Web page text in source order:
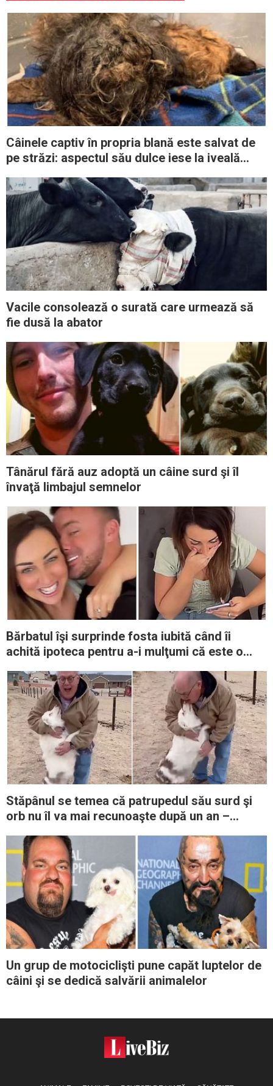
Câinele captiv în propria blană este salvat de
pe străzi: aspectul său dulce iese la iveală
Vacile consolează o surată care urmează să
fie dusă la abator
Tânărul fără auz adoptă un câine surd şi îl
învaţă limbajul semnelor
Bărbatul îşi surprinde fosta iubită când îi
achită ipoteca pentru a-i mulţumi că este o
Stăpânul se temea că patrupedul său surd şi
orb nu îl va mai recunoaşte după un an –
Un grup de motociclişti pune capăt luptelor de
câini şi se dedică salvării animalelor